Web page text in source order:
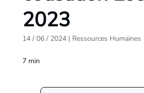
2023
14 / 06 / 2024| Ressources Humaines
7 min